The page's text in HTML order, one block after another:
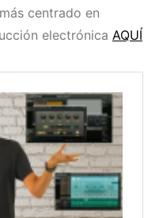
centrado en
electrónica AQUÍ